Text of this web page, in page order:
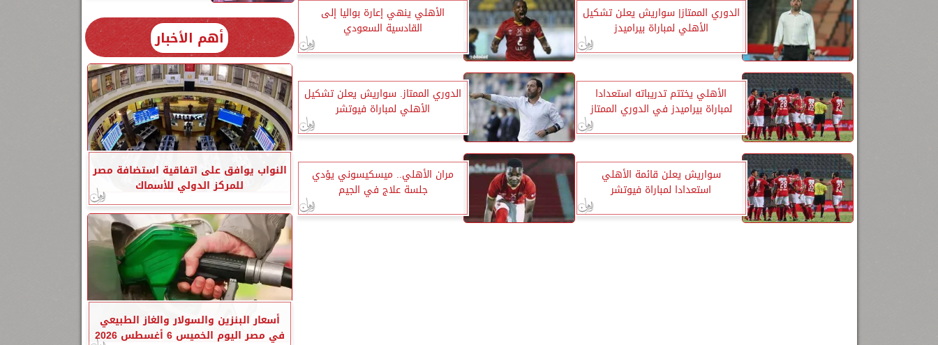
الدوري الممتاز| سواريش يعلن تشكيل
الأهلي لمباراة بيراميدز
الأهلي ينهي إعارة بواليا إلى
القادسية السعودي
الأهلي يختتم تدريباته استعدادا
لمباراة بيراميدز ‏في الدوري الممتاز
الدوري الممتاز. سواريش يعلن تشكيل
الأهلي لمباراة فيوتشر
سواريش يعلن قائمة الأهلي
استعدادا لمباراة فيوتشر
مران الأهلي.. ميسكيسوني يؤدي
جلسة علاج في الجيم
أهم الأخبار
النواب يوافق على اتفاقية استضافة مصر
للمركز الدولي للأسماك
أسعار البنزين والسولار والغاز الطبيعي
في مصر اليوم الخميس 6 أغسطس 2026